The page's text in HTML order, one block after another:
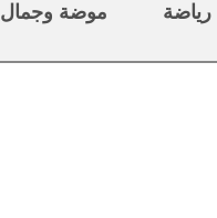
رياضة موضة وجمال